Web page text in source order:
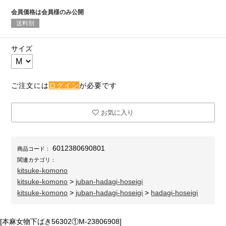
会員価格は会員様のみ公開
送料別
サイズ
ご注文には ログインが必要です
お気に入り
商品コード： 6012380690801
関連カテゴリ：
kitsuke-komono
kitsuke-komono > juban-hadagi-hoseigi
kitsuke-komono > juban-hadagi-hoseigi > hadagi-hoseigi
[本麻女物下ばき56302①M-23806908]